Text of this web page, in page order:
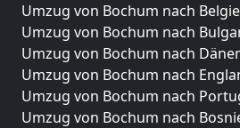
Umzug von Bochum nach
Umzug von Bochum nach
Umzug von Bochum nach
Umzug von Bochum nach
Umzug von Bochum nach
Umzug von Bochum nach